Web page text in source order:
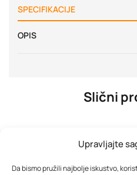
Upravljajte
Da bismo pružili najbolje iskustvo,
SPECIFIKACIJE
OPIS
Slični